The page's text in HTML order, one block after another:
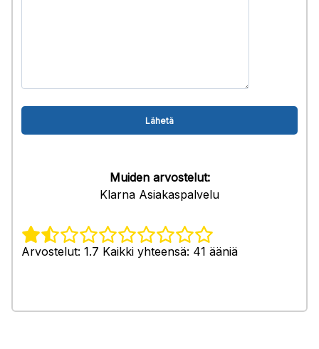
Muiden arvostelut:
Klarna Asiakaspalvelu
Arvostelut: 1.7 Kaikki yhteensä: 41 ääniä